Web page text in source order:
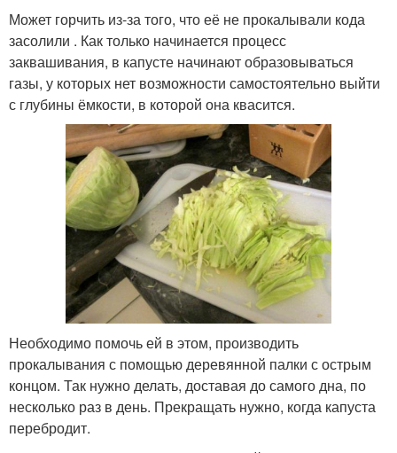
Может горчить из-за того, что её не прокалывали кода
засолили . Как только начинается процесс
заквашивания, в капусте начинают образовываться
газы, у которых нет возможности самостоятельно выйти
с глубины ёмкости, в которой она квасится.
Необходимо помочь ей в этом, производить
прокалывания с помощью деревянной палки с острым
концом. Так нужно делать, доставая до самого дна, по
несколько раз в день. Прекращать нужно, когда капуста
перебродит.